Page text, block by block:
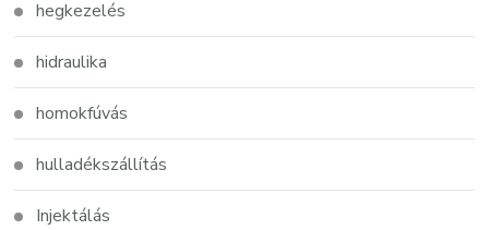
hegkezelés
hidraulika
homokfúvás
hulladékszállítás
Injektálás